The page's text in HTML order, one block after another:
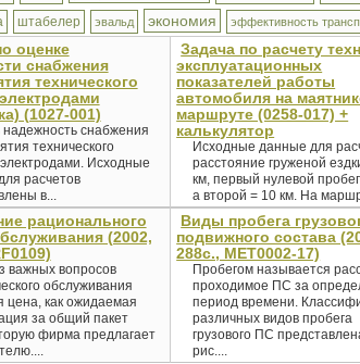
штабелер эвальд экономия эффективность
оценке
снабжения
технического
(1027-001)
снабжения
технического
Исходные
расчетов
в...
Задача по расчету
эксплуатационных
показателей работы
автомобиля на
маршруте (0258-017) +
калькулятор
Исходные данные для
расстояние груженой
км, первый нулевой
а второй = 10 км. На
рационального
(2002,
важных вопросов
обслуживания
цена, как ожидаемая
за общий пакет
фирма предлагает
Виды пробега
подвижного состава
288с., MET0002-17)
Пробегом называется
проходимое ПС за
период времени.
различных видов пробега
грузового ПС
рис....